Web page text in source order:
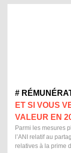
#
ET SI VOUS
VALEUR EN
Parmi les mesures
l’ANI relatif au
relatives à la prime